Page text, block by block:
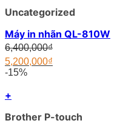
Uncategorized
Máy in nhãn QL-810W
6,400,000₫Original
was:
5,200,000₫
Current
is:
-15%
+
Brother P-touch